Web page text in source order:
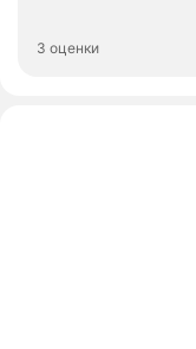
3 оценки